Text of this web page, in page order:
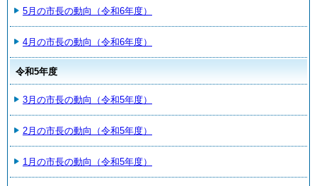
5月の市長の動向（令和6年度）
4月の市長の動向（令和6年度）
令和5年度
3月の市長の動向（令和5年度）
2月の市長の動向（令和5年度）
1月の市長の動向（令和5年度）